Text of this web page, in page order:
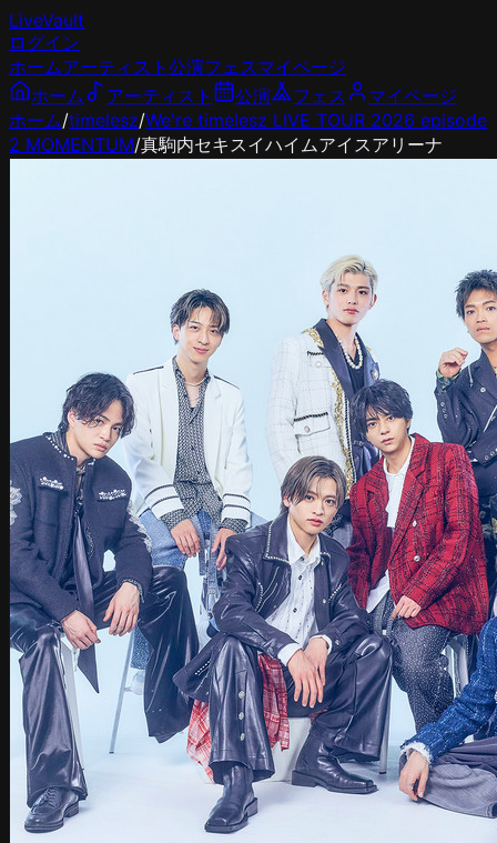
LiveVault
ログイン
ホームアーティスト 公演フェスマイページ
ホーム
アーティスト 公演 フェス
マイページ
ホーム/timelesz/We're timelesz LIVE TOUR 2026 episode
2 MOMENTUM/真駒内セキスイハイムアイスアリーナ